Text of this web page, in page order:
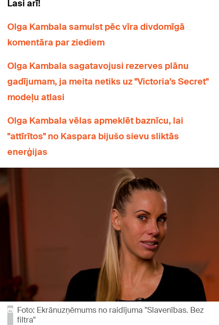
Lasi arī!
Olga Kambala samulst pēc vīra divdomīgā
komentāra par ziediem
Olga Kambala sagatavojusi rezerves plānu
gadījumam, ja meita netiks uz "Victoria's Secret"
modeļu atlasi
Olga Kambala vēlas apmeklēt baznīcu, lai
"attīrītos" no Kaspara bijušo sievu sliktās
enerģijas
Foto: Ekrānuzņēmums no raidījuma "Slavenības. Bez
filtra"